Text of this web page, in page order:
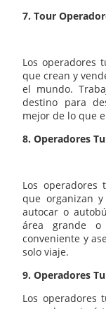
7. Tour
Los operadores
que crean y
el mundo.
destino para
mejor de lo que
8. Operadores
Los operadores
que organizan
autocar o
área grande o
conveniente y
solo viaje.
9. Operadores
Los operadores